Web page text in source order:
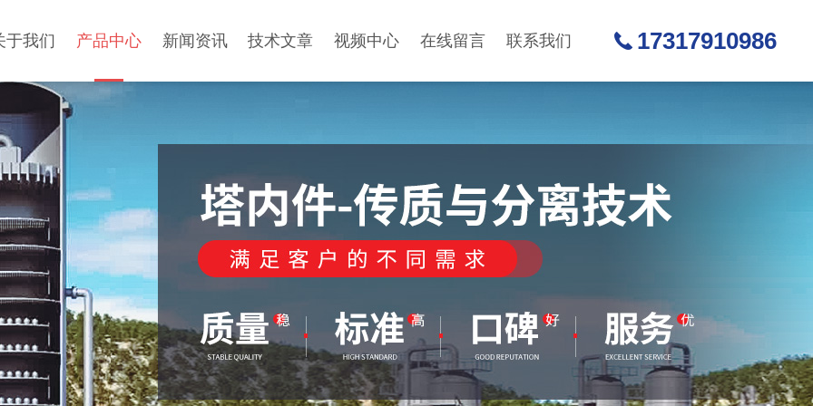
于我们 产品中心 新闻资讯 技术文章 视频中心 在线留言 联系我们 17317910986